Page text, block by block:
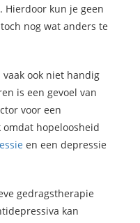
Hierdoor kun je geen
nog wat anders te
vaak ook niet handig
is een gevoel van
voor een
hopeloosheid
en een depressie
gedragstherapie
kan